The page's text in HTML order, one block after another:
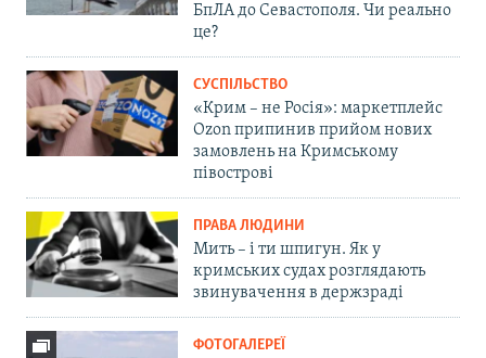
БпЛА до Севастополя. Чи реально
це?
СУСПІЛЬСТВО
«Крим – не Росія»: маркетплейс
Ozon припинив прийом нових
замовлень на Кримському
півострові
ПРАВА ЛЮДИНИ
Мить – і ти шпигун. Як у
кримських судах розглядають
звинувачення в держзраді
ФОТОГАЛЕРЕЇ